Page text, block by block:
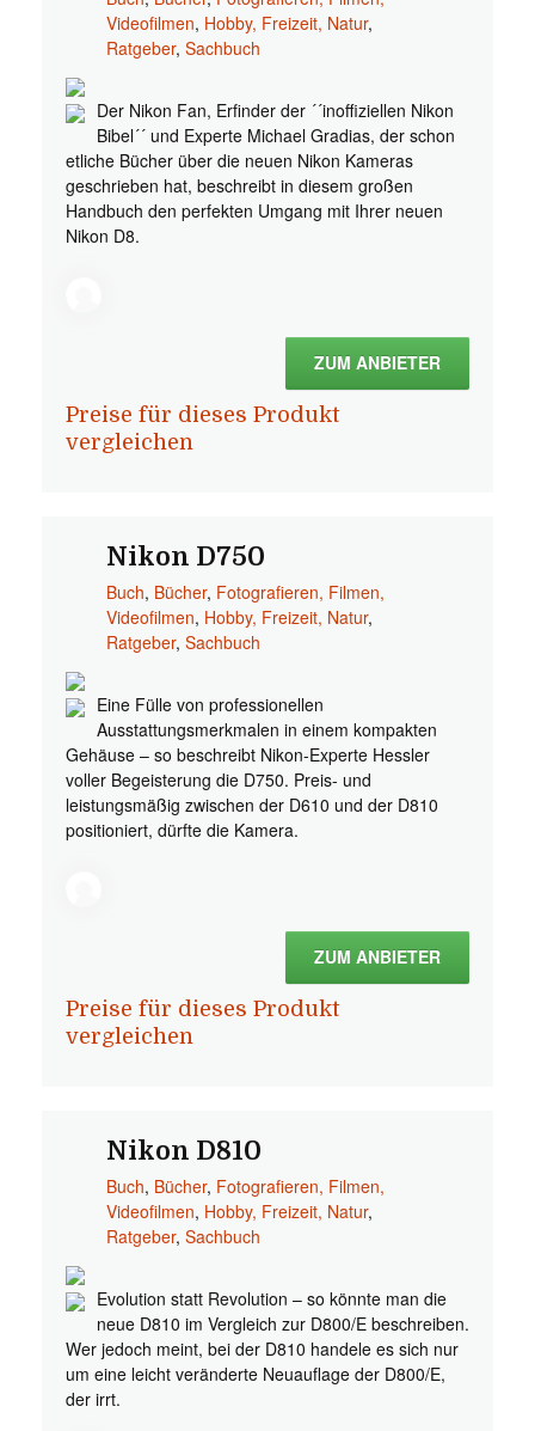
Videofilmen, Hobby, Freizeit, Natur,
Ratgeber, Sachbuch
Der Nikon Fan, Erfinder der ´´inoffiziellen Nikon
Bibel´´ und Experte Michael Gradias, der schon
etliche Bücher über die neuen Nikon Kameras
geschrieben hat, beschreibt in diesem großen
Handbuch den perfekten Umgang mit Ihrer neuen
Nikon D8.
ZUM ANBIETER
Preise für dieses Produkt
vergleichen
Nikon D750
Buch, Bücher, Fotografieren, Filmen,
Videofilmen, Hobby, Freizeit, Natur,
Ratgeber, Sachbuch
Eine Fülle von professionellen
Ausstattungsmerkmalen in einem kompakten
Gehäuse – so beschreibt Nikon-Experte Hessler
voller Begeisterung die D750. Preis- und
leistungsmäßig zwischen der D610 und der D810
positioniert, dürfte die Kamera.
ZUM ANBIETER
Preise für dieses Produkt
vergleichen
Nikon D810
Buch, Bücher, Fotografieren, Filmen,
Videofilmen, Hobby, Freizeit, Natur,
Ratgeber, Sachbuch
Evolution statt Revolution – so könnte man die
neue D810 im Vergleich zur D800/E beschreiben.
Wer jedoch meint, bei der D810 handele es sich nur
um eine leicht veränderte Neuauflage der D800/E,
der irrt.